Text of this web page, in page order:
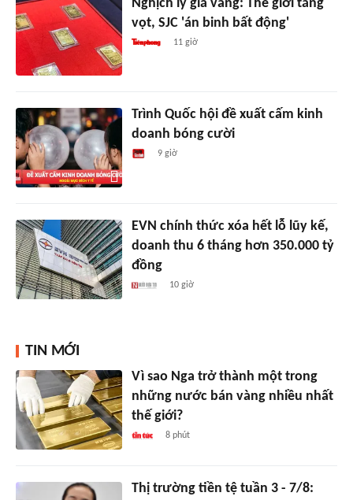
Nghịch lý giá vàng: Thế giới tăng
vọt, SJC 'án binh bất động'
11 giờ
Trình Quốc hội đề xuất cấm kinh
doanh bóng cười
9 giờ
EVN chính thức xóa hết lỗ lũy kế,
doanh thu 6 tháng hơn 350.000 tỷ
đồng
10 giờ
TIN MỚI
Vì sao Nga trở thành một trong
những nước bán vàng nhiều nhất
thế giới?
8 phút
Thị trường tiền tệ tuần 3 - 7/8: